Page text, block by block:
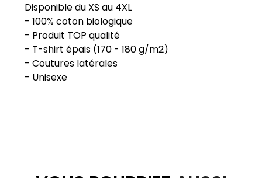
Disponible du XS au 4XL
- 100% coton biologique
- Produit TOP qualité
- T-shirt épais (170 - 180 g/m2)
- Coutures latérales